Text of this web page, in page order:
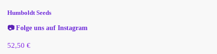
Humboldt Seeds
📷Folge uns auf Instagram
52,50 €